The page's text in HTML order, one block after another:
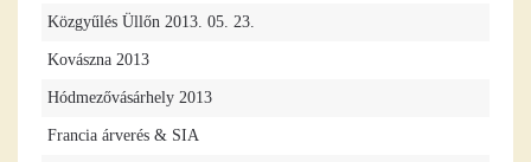
Közgyűlés Üllőn 2013. 05. 23.
Kovászna 2013
Hódmezővásárhely 2013
Francia árverés & SIA